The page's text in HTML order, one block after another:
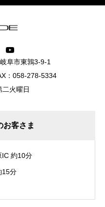
阜市東鶉3-9-1
：058-278-5334
二火曜日
お客さま
IC 約10分
分